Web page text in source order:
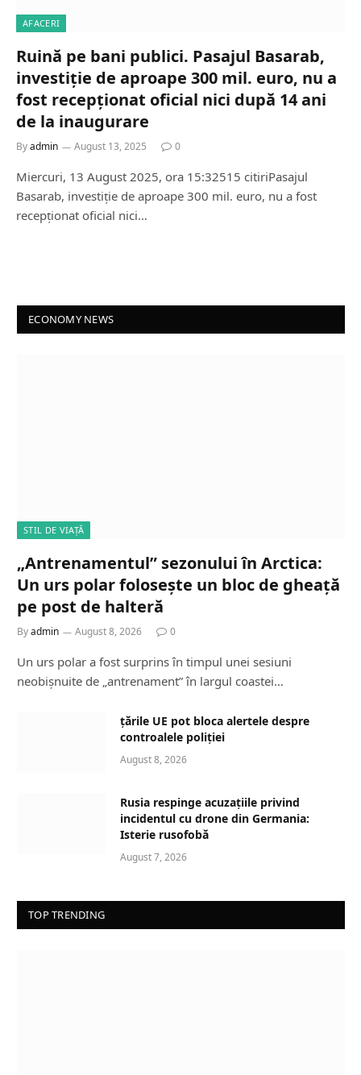
AFACERI
Ruină pe bani publici. Pasajul Basarab,
investiție de aproape 300 mil. euro, nu a
fost recepționat oficial nici după 14 ani
de la inaugurare
Byadmin August 13, 2025 0
Miercuri, 13 August 2025, ora 15:32515 citiriPasajul
Basarab, investiție de aproape 300 mil. euro, nu a fost
recepționat oficial nici…
ECONOMY NEWS
STIL DE VIAȚĂ
„Antrenamentul” sezonului în Arctica:
Un urs polar folosește un bloc de gheață
pe post de halteră
Byadmin August 8, 2026 0
Un urs polar a fost surprins în timpul unei sesiuni
neobișnuite de „antrenament” în largul coastei…
țările UE pot bloca alertele despre
controalele poliției
August 8, 2026
Rusia respinge acuzațiile privind
incidentul cu drone din Germania:
Isterie rusofobă
August 7, 2026
TOP TRENDING